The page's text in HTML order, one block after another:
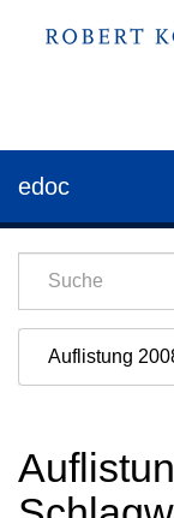
edoc
Auflistung